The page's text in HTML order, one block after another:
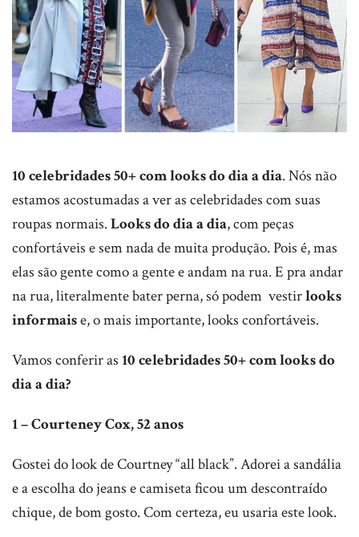
10 celebridades 50+ com looks do dia a dia. Nós não
estamos acostumadas a ver as celebridades com suas
roupas normais.Looks do dia a dia, com peças
confortáveis e sem nada de muita produção. Pois é, mas
elas são gente como a gente e andam na rua. E pra andar
na rua, literalmente bater perna, só podem vestirlooks
informaise, o mais importante, looks confortáveis.
Vamos conferir as 10 celebridades 50+ com looks do
dia a dia?
1 – Courteney Cox, 52 anos
Gostei do look de Courtney “all black”. Adorei a sandália
e a escolha do jeans e camiseta ficou um descontraído
chique, de bom gosto. Com certeza, eu usaria este look.